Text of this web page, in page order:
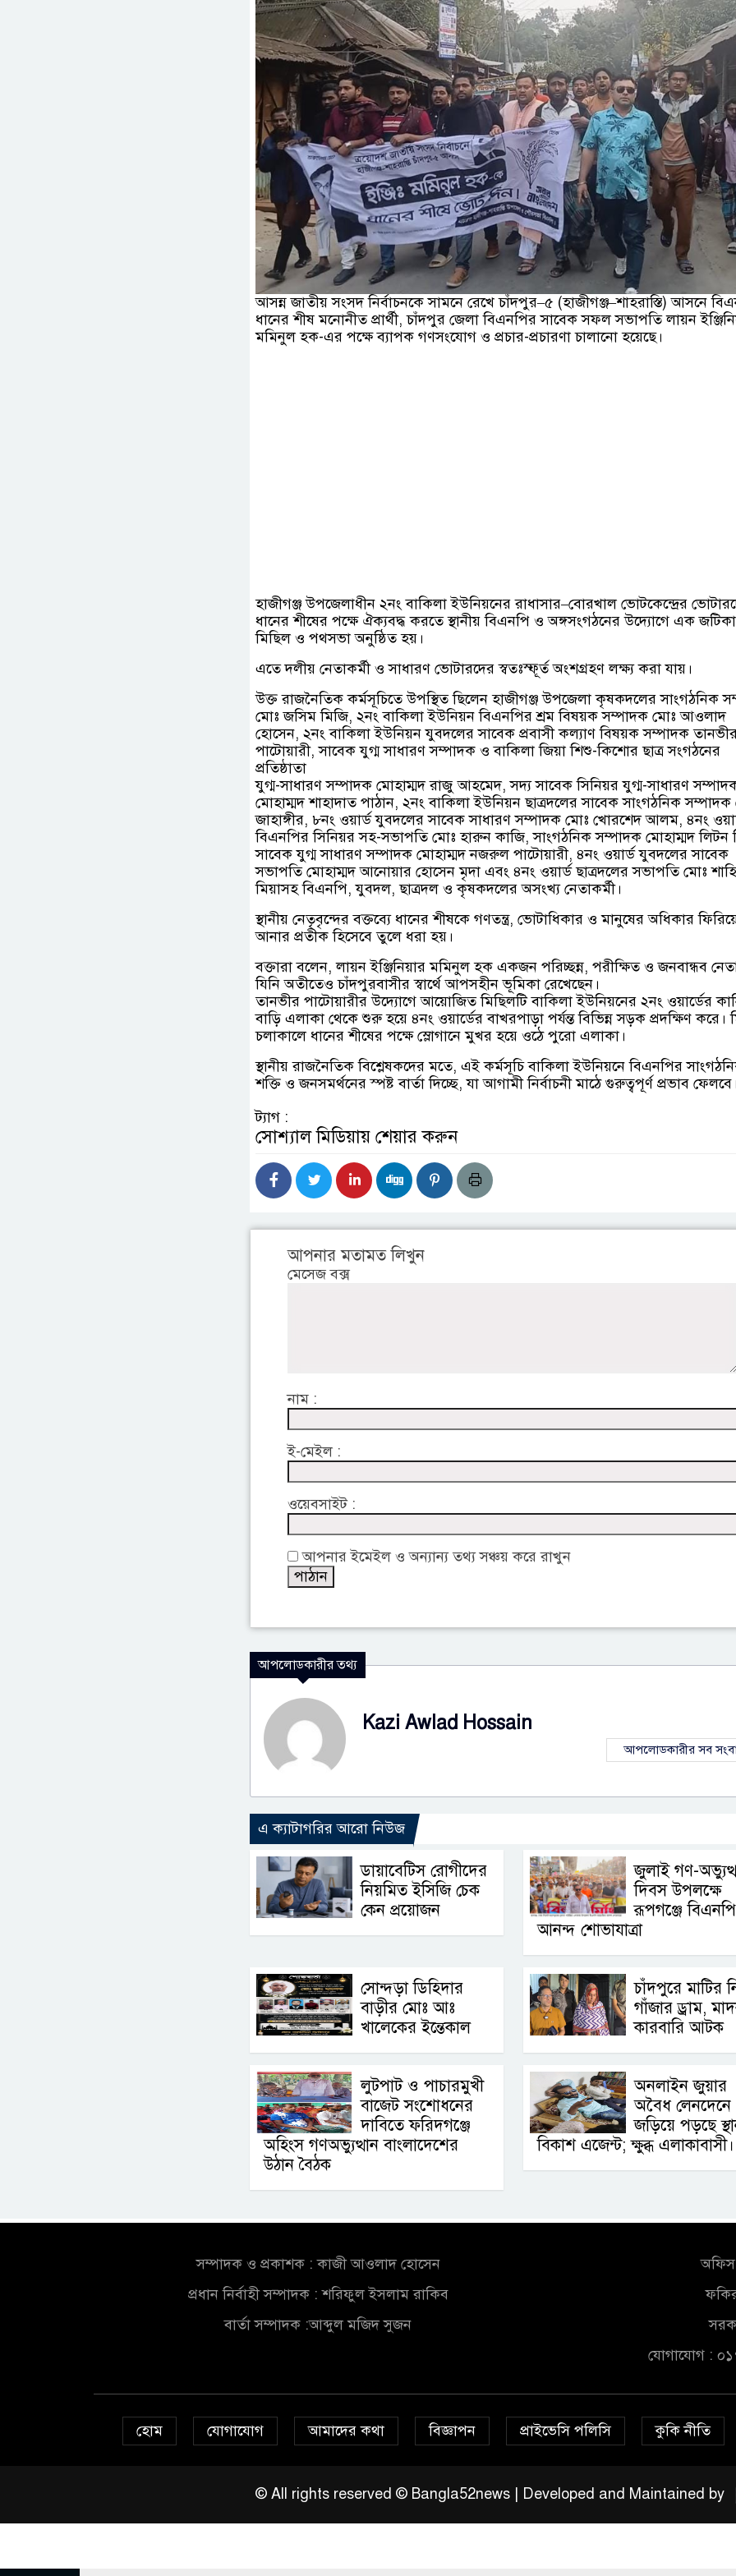
আসন্ন জাতীয় সংসদ নির্বাচনকে সামনে রেখে চাঁদপুর–৫ (হাজীগঞ্জ–শাহরাস্তি) আসনে
ধানের শীষ মনোনীত প্রার্থী, চাঁদপুর জেলা বিএনপির সাবেক সফল সভাপতি লায়ন
মমিনুল হক-এর পক্ষে ব্যাপক গণসংযোগ ও প্রচার-প্রচারণা চালানো হয়েছে।
হাজীগঞ্জ উপজেলাধীন ২নং বাকিলা ইউনিয়নের রাধাসার–বোরখাল ভোটকেন্দ্রের
ধানের শীষের পক্ষে ঐক্যবদ্ধ করতে স্থানীয় বিএনপি ও অঙ্গসংগঠনের উদ্যোগে এক জটিকা
মিছিল ও পথসভা অনুষ্ঠিত হয়।
এতে দলীয় নেতাকর্মী ও সাধারণ ভোটারদের স্বতঃস্ফূর্ত অংশগ্রহণ লক্ষ্য করা যায়।
উক্ত রাজনৈতিক কর্মসূচিতে উপস্থিত ছিলেন হাজীগঞ্জ উপজেলা কৃষকদলের সাংগঠনিক
মোঃ জসিম মিজি, ২নং বাকিলা ইউনিয়ন বিএনপির শ্রম বিষয়ক সম্পাদক মোঃ আওলাদ
হোসেন, ২নং বাকিলা ইউনিয়ন যুবদলের সাবেক প্রবাসী কল্যাণ বিষয়ক সম্পাদক
পাটোয়ারী, সাবেক যুগ্ম সাধারণ সম্পাদক ও বাকিলা জিয়া শিশু-কিশোর ছাত্র সংগঠনের
প্রতিষ্ঠাতা
যুগ্ম-সাধারণ সম্পাদক মোহাম্মদ রাজু আহমেদ, সদ্য সাবেক সিনিয়র যুগ্ম-সাধারণ
মোহাম্মদ শাহাদাত পাঠান, ২নং বাকিলা ইউনিয়ন ছাত্রদলের সাবেক সাংগঠনিক
জাহাঙ্গীর, ৮নং ওয়ার্ড যুবদলের সাবেক সাধারণ সম্পাদক মোঃ খোরশেদ আলম, ৪নং
বিএনপির সিনিয়র সহ-সভাপতি মোঃ হারুন কাজি, সাংগঠনিক সম্পাদক মোহাম্মদ লিটন
সাবেক যুগ্ম সাধারণ সম্পাদক মোহাম্মদ নজরুল পাটোয়ারী, ৪নং ওয়ার্ড যুবদলের সাবেক
সভাপতি মোহাম্মদ আনোয়ার হোসেন মৃদা এবং ৪নং ওয়ার্ড ছাত্রদলের সভাপতি মোঃ
মিয়াসহ বিএনপি, যুবদল, ছাত্রদল ও কৃষকদলের অসংখ্য নেতাকর্মী।
স্থানীয় নেতৃবৃন্দের বক্তব্যে ধানের শীষকে গণতন্ত্র, ভোটাধিকার ও মানুষের অধিকার
আনার প্রতীক হিসেবে তুলে ধরা হয়।
বক্তারা বলেন, লায়ন ইঞ্জিনিয়ার মমিনুল হক একজন পরিচ্ছন্ন, পরীক্ষিত ও জনবান্ধব
যিনি অতীতেও চাঁদপুরবাসীর স্বার্থে আপসহীন ভূমিকা রেখেছেন।
তানভীর পাটোয়ারীর উদ্যোগে আয়োজিত মিছিলটি বাকিলা ইউনিয়নের ২নং ওয়ার্ডের
বাড়ি এলাকা থেকে শুরু হয়ে ৪নং ওয়ার্ডের বাখরপাড়া পর্যন্ত বিভিন্ন সড়ক প্রদক্ষিণ করে।
চলাকালে ধানের শীষের পক্ষে স্লোগানে মুখর হয়ে ওঠে পুরো এলাকা।
স্থানীয় রাজনৈতিক বিশ্লেষকদের মতে, এই কর্মসূচি বাকিলা ইউনিয়নে বিএনপির
শক্তি ও জনসমর্থনের স্পষ্ট বার্তা দিচ্ছে, যা আগামী নির্বাচনী মাঠে গুরুত্বপূর্ণ প্রভাব
ট্যাগ :
সোশ্যাল মিডিয়ায় শেয়ার করুন
আপনার মতামত লিখুন
মেসেজ বক্স
নাম :
ই-মেইল :
ওয়েবসাইট :
আপনার ইমেইল ও অন্যান্য তথ্য সঞ্চয় করে রাখুন
আপলোডকারীর তথ্য
Kazi Awlad Hossain
আপলোডকারীর সব
এ ক্যাটাগরির আরো নিউজ
ডায়াবেটিস রোগীদের
নিয়মিত ইসিজি চেক
কেন প্রয়োজন
জুলাই গণ-
দিবস উপলক্ষে
রূপগঞ্জে
আনন্দ শোভাযাত্রা
সোন্দড়া ডিহিদার
বাড়ীর মোঃ আঃ
খালেকের ইন্তেকাল
চাঁদপুরে মাটির
গাঁজার ড্রাম,
কারবারি আটক
লুটপাট ও পাচারমুখী
বাজেট সংশোধনের
দাবিতে ফরিদগঞ্জে
অহিংস গণঅভ্যুত্থান বাংলাদেশের
উঠান বৈঠক
অনলাইন জুয়ার
অবৈধ লেনদেনে
জড়িয়ে পড়ছে
বিকাশ এজেন্ট; ক্ষুব্ধ
সম্পাদক ও প্রকাশক : কাজী আওলাদ হোসেন
প্রধান নির্বাহী সম্পাদক : শরিফুল ইসলাম রাকিব
বার্তা সম্পাদক :আব্দুল মজিদ সুজন
যোগাযোগ :
হোম যোগাযোগ আমাদের কথা বিজ্ঞাপন প্রাইভেসি পলিসি কুকি নীতি
© All rights reserved © Bangla52news | Developed and Maintained by